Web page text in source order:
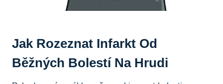
Jak​ Rozeznat Infarkt Od
Běžných Bolestí Na⁤ Hrudi